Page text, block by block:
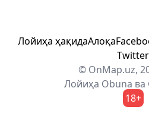
Лойиҳа ҳақидаАлоқа
Twitter
© OnMap.uz,
Лойиҳа Obuna ва
18+